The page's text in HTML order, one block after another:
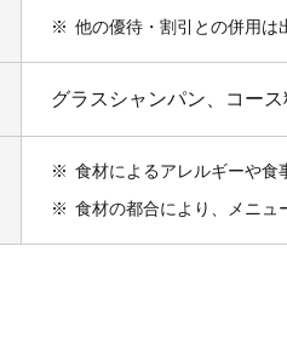
※ 他の優待・割引との併用は
グラスシャンパン、コー
※ 食材によるアレルギーや食
※ 食材の都合により、メニュ